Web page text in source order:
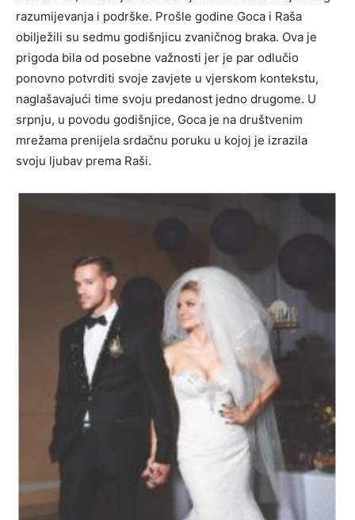
razumijevanja i podrške. Prošle godine Goca i Raša
obilježili su sedmu godišnjicu zvaničnog braka. Ova je
prigoda bila od posebne važnosti jer je par odlučio
ponovno potvrditi svoje zavjete u vjerskom kontekstu,
naglašavajući time svoju predanost jedno drugome. U
srpnju, u povodu godišnjice, Goca je na društvenim
mrežama prenijela srdačnu poruku u kojoj je izrazila
svoju ljubav prema Raši.